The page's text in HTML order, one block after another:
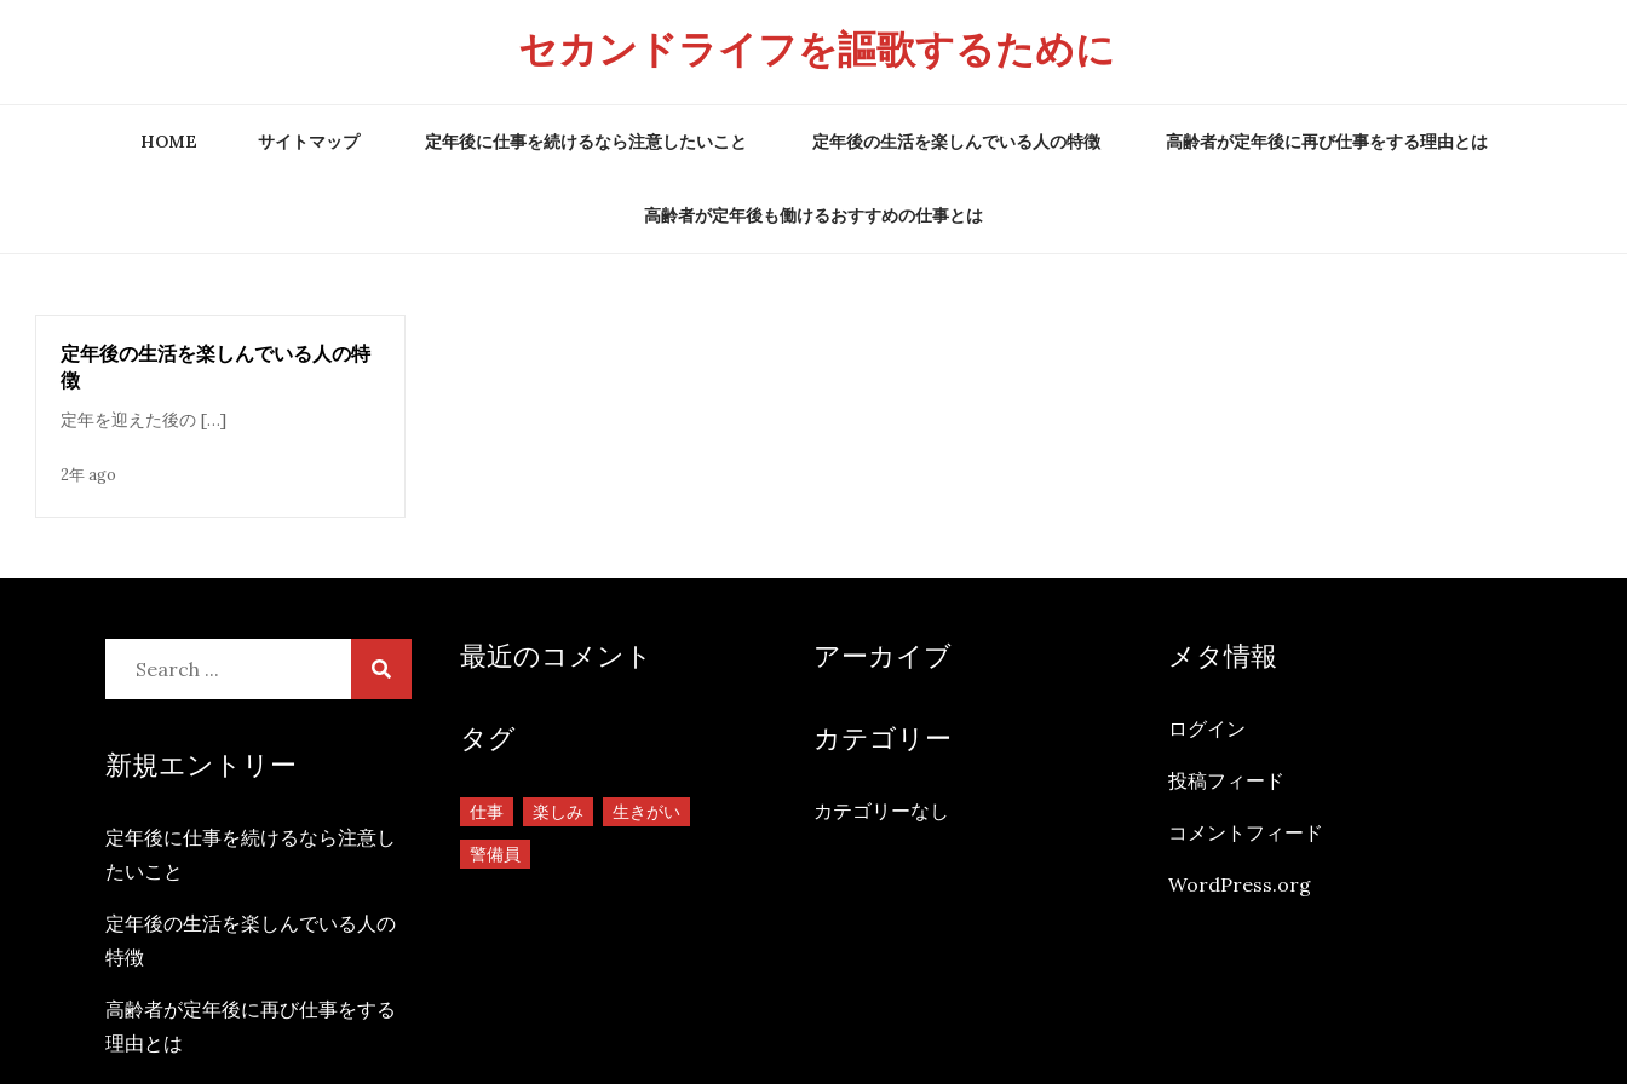
セカンドライフを謳歌するために
HOME サイトマップ 定年後に仕事を続けるなら注意したいこと 定年後の生活を楽しんでいる人の特徴 高齢者が定年後に再び仕事をする理由とは
高齢者が定年後も働けるおすすめの仕事とは
定年後の生活を楽しんでいる人の特
徴
定年を迎えた後の […]
2年 ago
新規エントリー
定年後に仕事を続けるなら注意し
たいこと
定年後の生活を楽しんでいる人の
特徴
高齢者が定年後に再び仕事をする
理由とは
最近のコメント
タグ
仕事 楽しみ
生きがい
警備員
アーカイブ
カテゴリー
カテゴリーなし
メタ情報
ログイン
投稿フィード
コメントフィード
WordPress.org